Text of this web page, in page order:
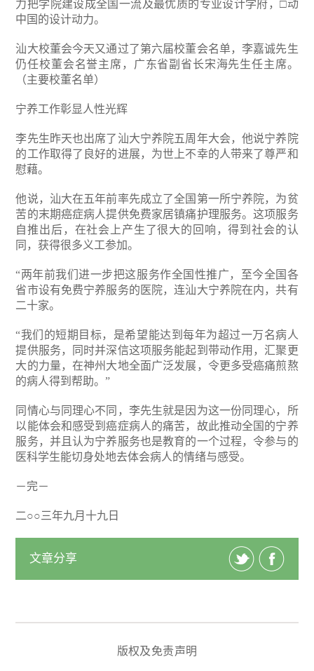
力把学院建设成全国一流及最优质的专业设计学府，□动
中国的设计动力。
汕大校董会今天又通过了第六届校董会名单，李嘉诚先生
仍任校董会名誉主席，广东省副省长宋海先生任主席。
（主要校董名单）
宁养工作彰显人性光辉
李先生昨天也出席了汕大宁养院五周年大会，他说宁养院
的工作取得了良好的进展，为世上不幸的人带来了尊严和
慰藉。
他说，汕大在五年前率先成立了全国第一所宁养院，为贫
苦的末期癌症病人提供免费家居镇痛护理服务。这项服务
自推出后，在社会上产生了很大的回响，得到社会的认
同，获得很多义工参加。
“两年前我们进一步把这服务作全国性推广，至今全国各
省市设有免费宁养服务的医院，连汕大宁养院在内，共有
二十家。
“我们的短期目标，是希望能达到每年为超过一万名病人
提供服务，同时并深信这项服务能起到带动作用，汇聚更
大的力量，在神州大地全面广泛发展，令更多受癌痛煎熬
的病人得到帮助。”
同情心与同理心不同，李先生就是因为这一份同理心，所
以能体会和感受到癌症病人的痛苦，故此推动全国的宁养
服务，并且认为宁养服务也是教育的一个过程，令参与的
医科学生能切身处地去体会病人的情绪与感受。
－完－
二○○三年九月十九日
文章分享
版权及免责声明